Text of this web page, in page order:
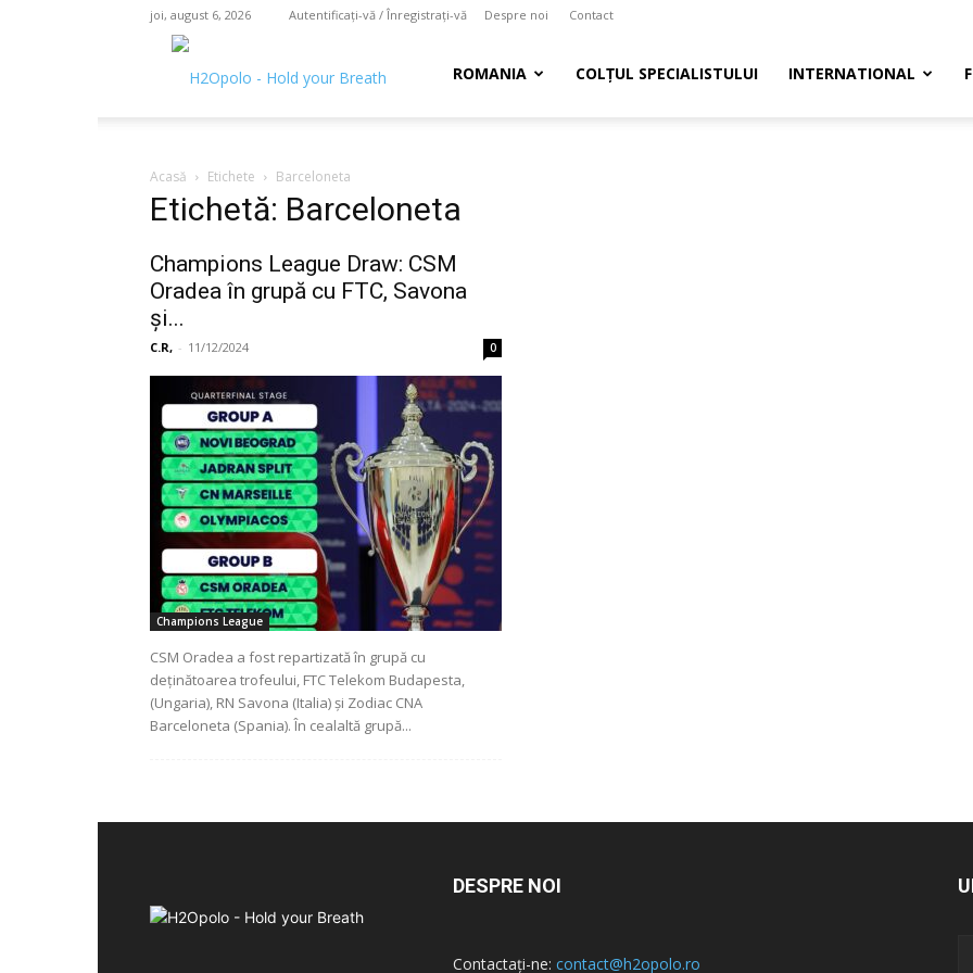
joi, august 6, 2026 Autentificați-vă / Înregistrați-vă Despre noi Contact
your
breath
ROMANIA COLȚUL SPECIALISTULUI INTERNATIONAL
Acasă Etichete Barceloneta
Etichetă: Barceloneta
Champions League Draw: CSM
Oradea în grupă cu FTC, Savona
şi...
C.R, - 11/12/2024 0
Champions League
CSM Oradea a fost repartizată în grupă cu
deţinătoarea trofeului, FTC Telekom Budapesta,
(Ungaria), RN Savona (Italia) şi Zodiac CNA
Barceloneta (Spania). În cealaltă grupă...
DESPRE NOI
Contactați-ne: contact@h2opolo.ro